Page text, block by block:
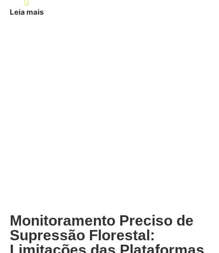
Leia mais
Monitoramento Preciso de
Supressão Florestal: